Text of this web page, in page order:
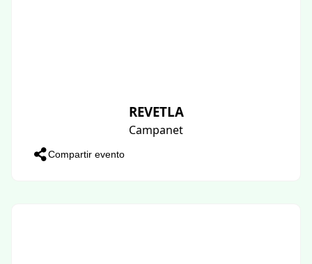
REVETLA
Campanet
Compartir evento